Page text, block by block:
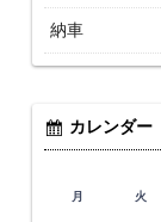
納車
カレンダー
月 火